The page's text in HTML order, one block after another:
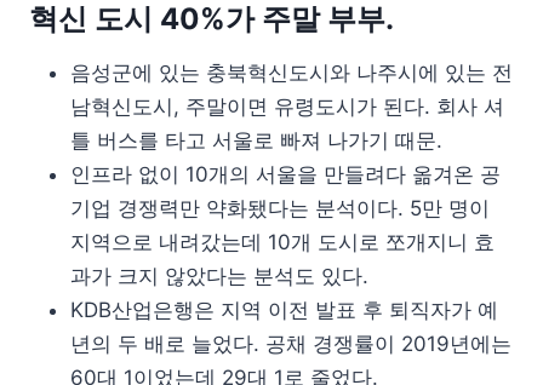
혁신 도시 40%가 주말 부부.
음성군에 있는 충북혁신도시와 나주시에 있는 전
남혁신도시, 주말이면 유령도시가 된다. 회사 셔
틀 버스를 타고 서울로 빠져 나가기 때문.
인프라 없이 10개의 서울을 만들려다 옮겨온 공
기업 경쟁력만 약화됐다는 분석이다. 5만 명이
지역으로 내려갔는데 10개 도시로 쪼개지니 효
과가 크지 않았다는 분석도 있다.
KDB산업은행은 지역 이전 발표 후 퇴직자가 예
년의 두 배로 늘었다. 공채 경쟁률이 2019년에는
60대 1이었는데 29대 1로 줄었다.